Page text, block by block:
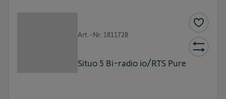
Art.-Nr. 1811728
Situo 5 Bi-radio io/RTS Pure